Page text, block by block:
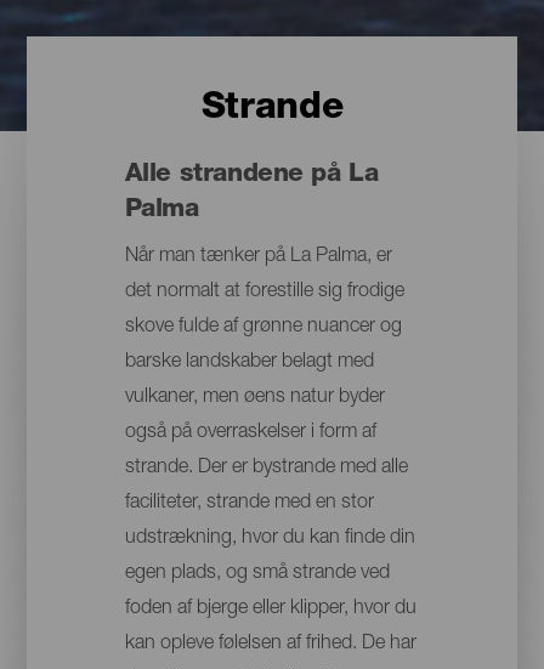
Strande
Alle strandene på La
Palma
Når man tænker på La Palma, er
det normalt at forestille sig frodige
skove fulde af grønne nuancer og
barske landskaber belagt med
vulkaner, men øens natur byder
også på overraskelser i form af
strande. Der er bystrande med alle
faciliteter, strande med en stor
udstrækning, hvor du kan finde din
egen plads, og små strande ved
foden af bjerge eller klipper, hvor du
kan opleve følelsen af frihed. De har